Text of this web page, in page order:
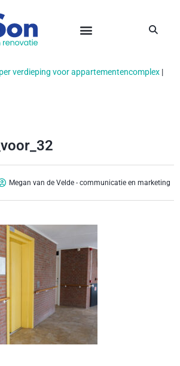
verdieping voor appartementencomplex |
Megan van de Velde - communicatie en marketing